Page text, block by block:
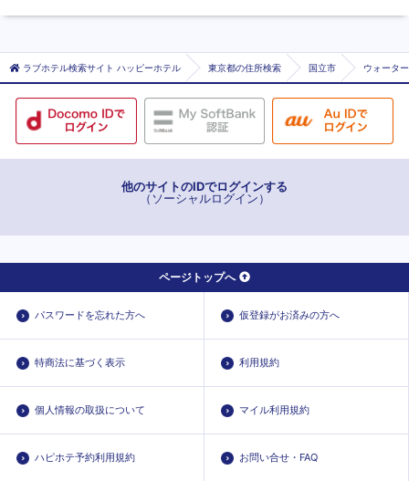
ラブホテル検索サイト ハッピーホテル 東京都の住所検索 国立市 ウォータ
他のサイトのIDでログインする
（ソーシャルログイン）
ページトップへ
パスワードを忘れた方へ 仮登録がお済みの方へ
特商法に基づく表示 利用規約
個人情報の取扱について マイル利用規約
ハピホテ予約利用規約 お問い合せ・FAQ